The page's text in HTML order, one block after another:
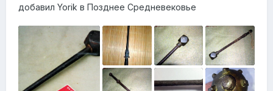
добавил Yorik в Позднее Средневековье